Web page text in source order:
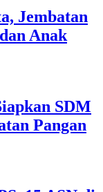
Jembatan
Anak
SDM
Pangan